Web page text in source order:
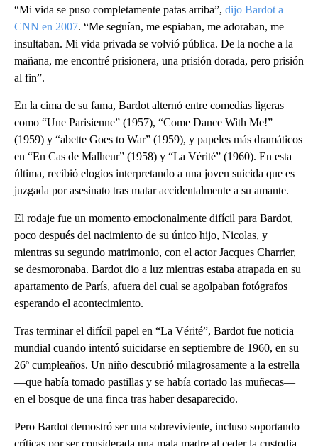
“Mi vida se puso completamente patas arriba”, dijo Bardot a
CNN en 2007. “Me seguían, me espiaban, me adoraban, me
insultaban. Mi vida privada se volvió pública. De la noche a la
mañana, me encontré prisionera, una prisión dorada, pero prisión
al fin”.
En la cima de su fama, Bardot alternó entre comedias ligeras
como “Une Parisienne” (1957), “Come Dance With Me!”
(1959) y “abette Goes to War” (1959), y papeles más dramáticos
en “En Cas de Malheur” (1958) y “La Vérité” (1960). En esta
última, recibió elogios interpretando a una joven suicida que es
juzgada por asesinato tras matar accidentalmente a su amante.
El rodaje fue un momento emocionalmente difícil para Bardot,
poco después del nacimiento de su único hijo, Nicolas, y
mientras su segundo matrimonio, con el actor Jacques Charrier,
se desmoronaba. Bardot dio a luz mientras estaba atrapada en su
apartamento de París, afuera del cual se agolpaban fotógrafos
esperando el acontecimiento.
Tras terminar el difícil papel en “La Vérité”, Bardot fue noticia
mundial cuando intentó suicidarse en septiembre de 1960, en su
26º cumpleaños. Un niño descubrió milagrosamente a la estrella
—que había tomado pastillas y se había cortado las muñecas—
en el bosque de una finca tras haber desaparecido.
Pero Bardot demostró ser una sobreviviente, incluso soportando